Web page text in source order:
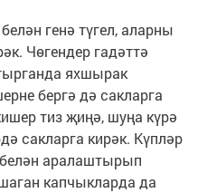
генә түгел, аларны
Чөгендер гадәттә
яхшырак
бергә дә сакларга
тиз җиңә, шуңа күрә
сакларга кирәк. Күпләр
аралаштырып
капчыкларда да